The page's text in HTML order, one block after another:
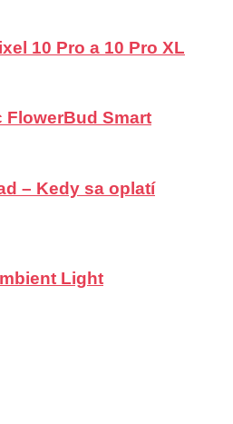
10 Pro a 10 Pro XL
FlowerBud Smart
– Kedy sa oplatí
Light